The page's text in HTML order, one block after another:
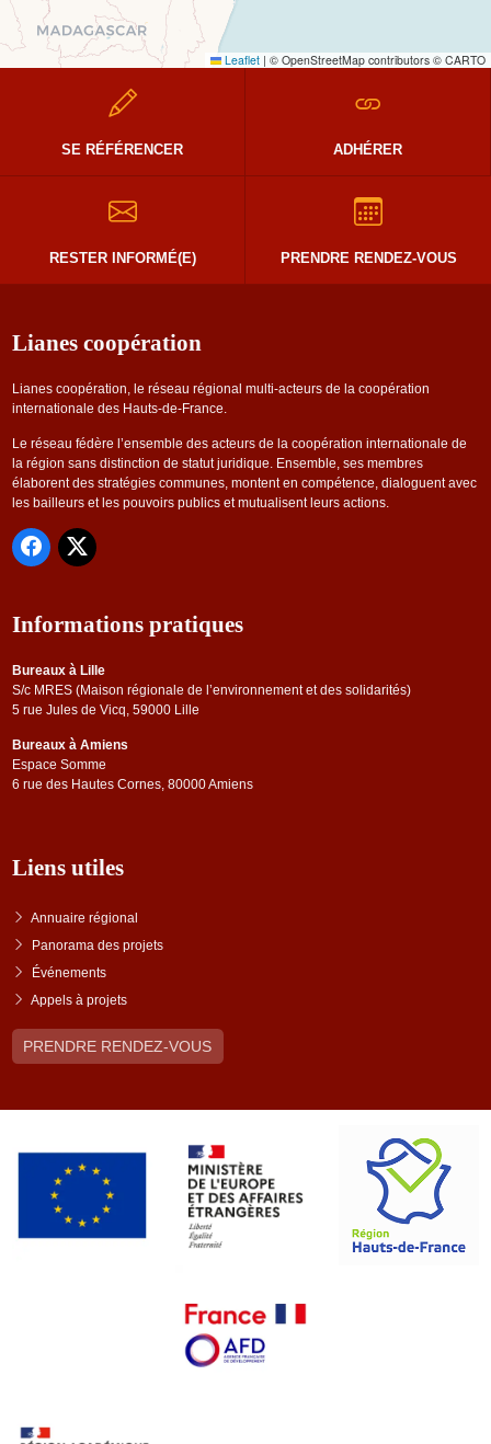
Leaflet | © OpenStreetMap contributors © CARTO
SE RÉFÉRENCER ADHÉRER
RESTER INFORMÉ(E) PRENDRE RENDEZ-VOUS
Lianes coopération
Lianes coopération, le réseau régional multi-acteurs de la coopération
internationale des Hauts-de-France.
Le réseau fédère l’ensemble des acteurs de la coopération internationale de
la région sans distinction de statut juridique. Ensemble, ses membres
élaborent des stratégies communes, montent en compétence, dialoguent avec
les bailleurs et les pouvoirs publics et mutualisent leurs actions.
Informations pratiques
Bureaux à Lille
S/c MRES (Maison régionale de l’environnement et des solidarités)
5 rue Jules de Vicq, 59000 Lille
Bureaux à Amiens
Espace Somme
6 rue des Hautes Cornes, 80000 Amiens
Liens utiles
Annuaire régional
Panorama des projets
Événements
Appels à projets
PRENDRE RENDEZ-VOUS